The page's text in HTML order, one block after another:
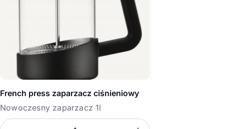
French press zaparzacz ciśnieniowy
Nowoczesny zaparzacz 1l